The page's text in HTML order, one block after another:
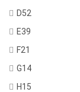
D52
E39
F21
G14
H15